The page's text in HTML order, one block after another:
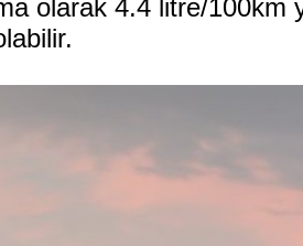
olarak 4.4 litre/100km